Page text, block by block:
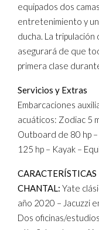
equipados dos
entretenimiento y
ducha. La
asegurará de que
primera clase
Servicios y Extras
Embarcaciones
acuáticos: Zodiac 5
Outboard de 80 hp
125 hp – Kayak –
CHANTAL: Yate
año 2020 – Jacuzzi
Dos oficinas/